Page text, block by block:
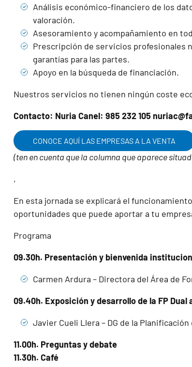
Análisis económico-financiero de los
valoración.
Asesoramiento y acompañamiento en
Prescripción de servicios profesionales
garantías para las partes.
Apoyo en la búsqueda de financiación.
Nuestros servicios no tienen ningún coste
Contacto: Nuria Canel: 985 232 105
CONOCE AQUÍ LAS EMPRESAS A LA VENTA
(ten en cuenta que la columna que aparece
,
En esta jornada se explicará el
oportunidades que puede aportar a tu
Programa
09.30h. Presentación y bienvenida
Carmen Ardura – Directora del Área de
09.40h. Exposición y desarrollo de la FP Dual
Javier Cueli Llera – DG de la
11.00h. Preguntas y debate
11.30h. Café